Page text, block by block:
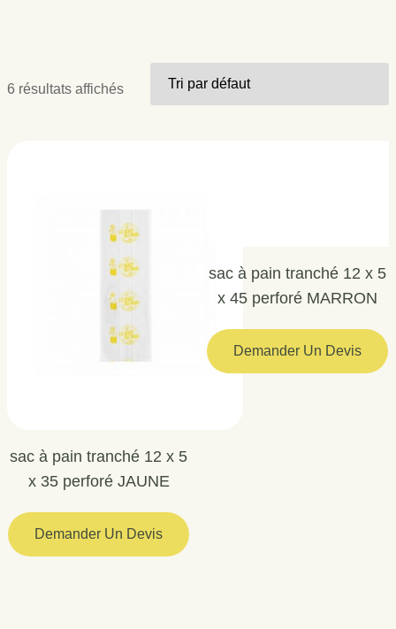
6 résultats affichés
sac à pain tranché 12 x 5
x 35 perforé JAUNE
Demander Un Devis
sac à pain tranché 12 x 5
x 45 perforé MARRON
Demander Un Devis